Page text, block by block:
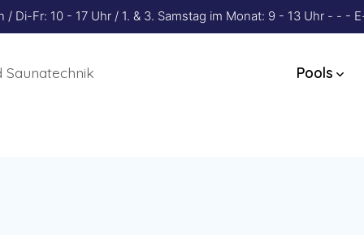
Di-Fr: 10 - 17 Uhr / 1. & 3. Samstag im Monat: 9 - 13 Uhr - - -
Saunatechnik Pools